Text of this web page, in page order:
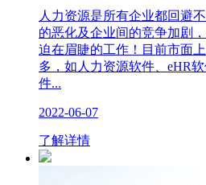
人力资源是所有企业都回避
的恶化及企业间的竞争加剧
迫在眉睫的工作！目前市面
多，如人力资源软件、eHR
件...
2022-06-07
了解详情